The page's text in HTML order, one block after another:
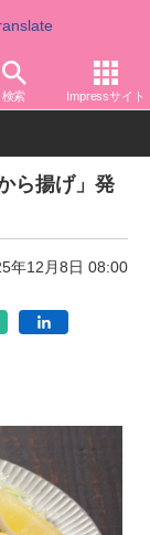
検索 Impressサイト
ら揚げ」発
年12月8日 08:00